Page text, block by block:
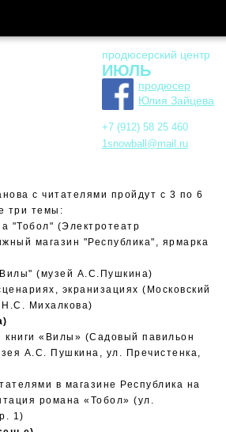
продюсерский центр
ИЮЛЬ
продюсер
Юлия Зайцева
+7 (912) 58 25 460
1snowball@mail.ru
с читателями пройдут с 3 по 6
три темы:
"Тобол" (Электротеатр
магазин "Республика", ярмарка
(музей А.С.Пушкина)
экранизациях (Московский
Н.С. Михалкова)
книги «Вилы» (Садовый павильон
А.С. Пушкина, ул. Пречистенка,
в магазине Республика на
романа «Тобол» (ул.
1)